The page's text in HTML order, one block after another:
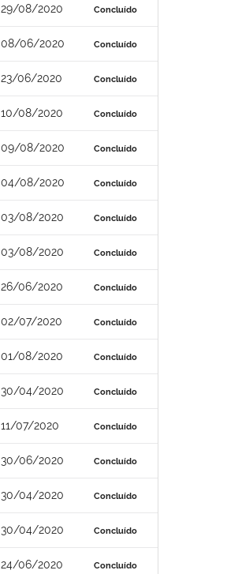
29/08/2020 Concluído
08/06/2020 Concluído
23/06/2020 Concluído
10/08/2020 Concluído
09/08/2020 Concluído
04/08/2020 Concluído
03/08/2020 Concluído
03/08/2020 Concluído
26/06/2020 Concluído
02/07/2020 Concluído
01/08/2020 Concluído
30/04/2020 Concluído
11/07/2020 Concluído
30/06/2020 Concluído
30/04/2020 Concluído
30/04/2020 Concluído
24/06/2020 Concluído